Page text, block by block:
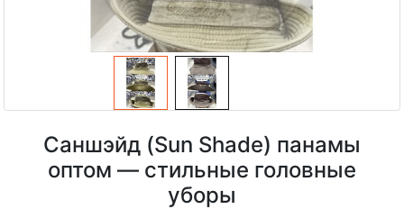
Саншэйд (Sun Shade) панамы
оптом — стильные головные
уборы